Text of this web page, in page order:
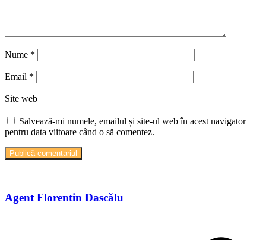
Nume *
Email *
Site web
Salvează-mi numele, emailul și site-ul web în acest navigator
pentru data viitoare când o să comentez.
Agent Florentin Dascălu